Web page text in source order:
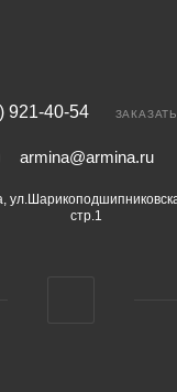
921-40-54
armina@armina.ru
стр.1